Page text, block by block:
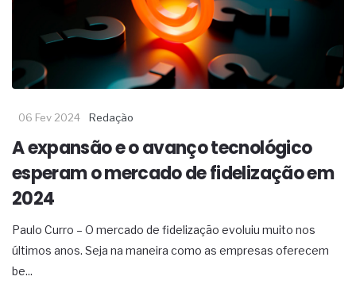
06 Fev 2024 Redação
A expansão e o avanço tecnológico
esperam o mercado de fidelização em
2024
Paulo Curro – O mercado de fidelização evoluiu muito nos
últimos anos. Seja na maneira como as empresas oferecem
be...